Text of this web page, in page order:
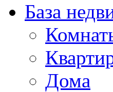
База
Дома